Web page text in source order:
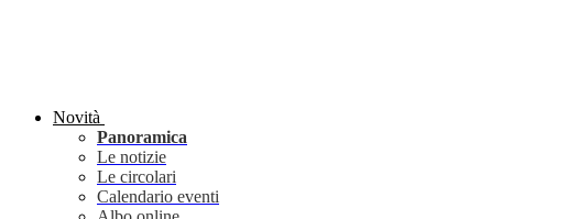
Novità
Panoramica
Le notizie
Le circolari
Calendario eventi